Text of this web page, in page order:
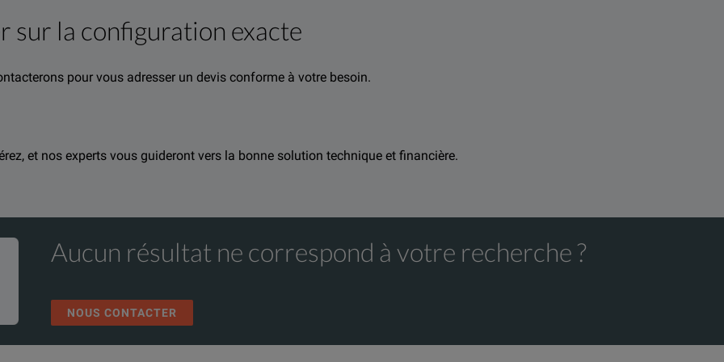
sur la configuration exacte
pour vous adresser un devis conforme à votre besoin.
et nos experts vous guideront vers la bonne solution technique et financière.
about this product available online.
concernant ce produit.
Aucun résultat ne correspond à votre recherche ?
NOUS CONTACTER